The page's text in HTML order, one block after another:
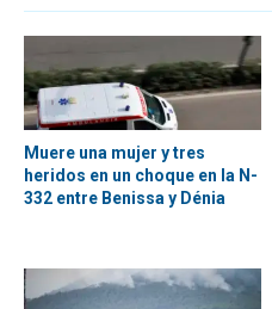
Muere una mujer y tres
heridos en un choque en la N-
332 entre Benissa y Dénia